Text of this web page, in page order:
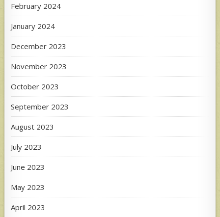
February 2024
January 2024
December 2023
November 2023
October 2023
September 2023
August 2023
July 2023
June 2023
May 2023
April 2023